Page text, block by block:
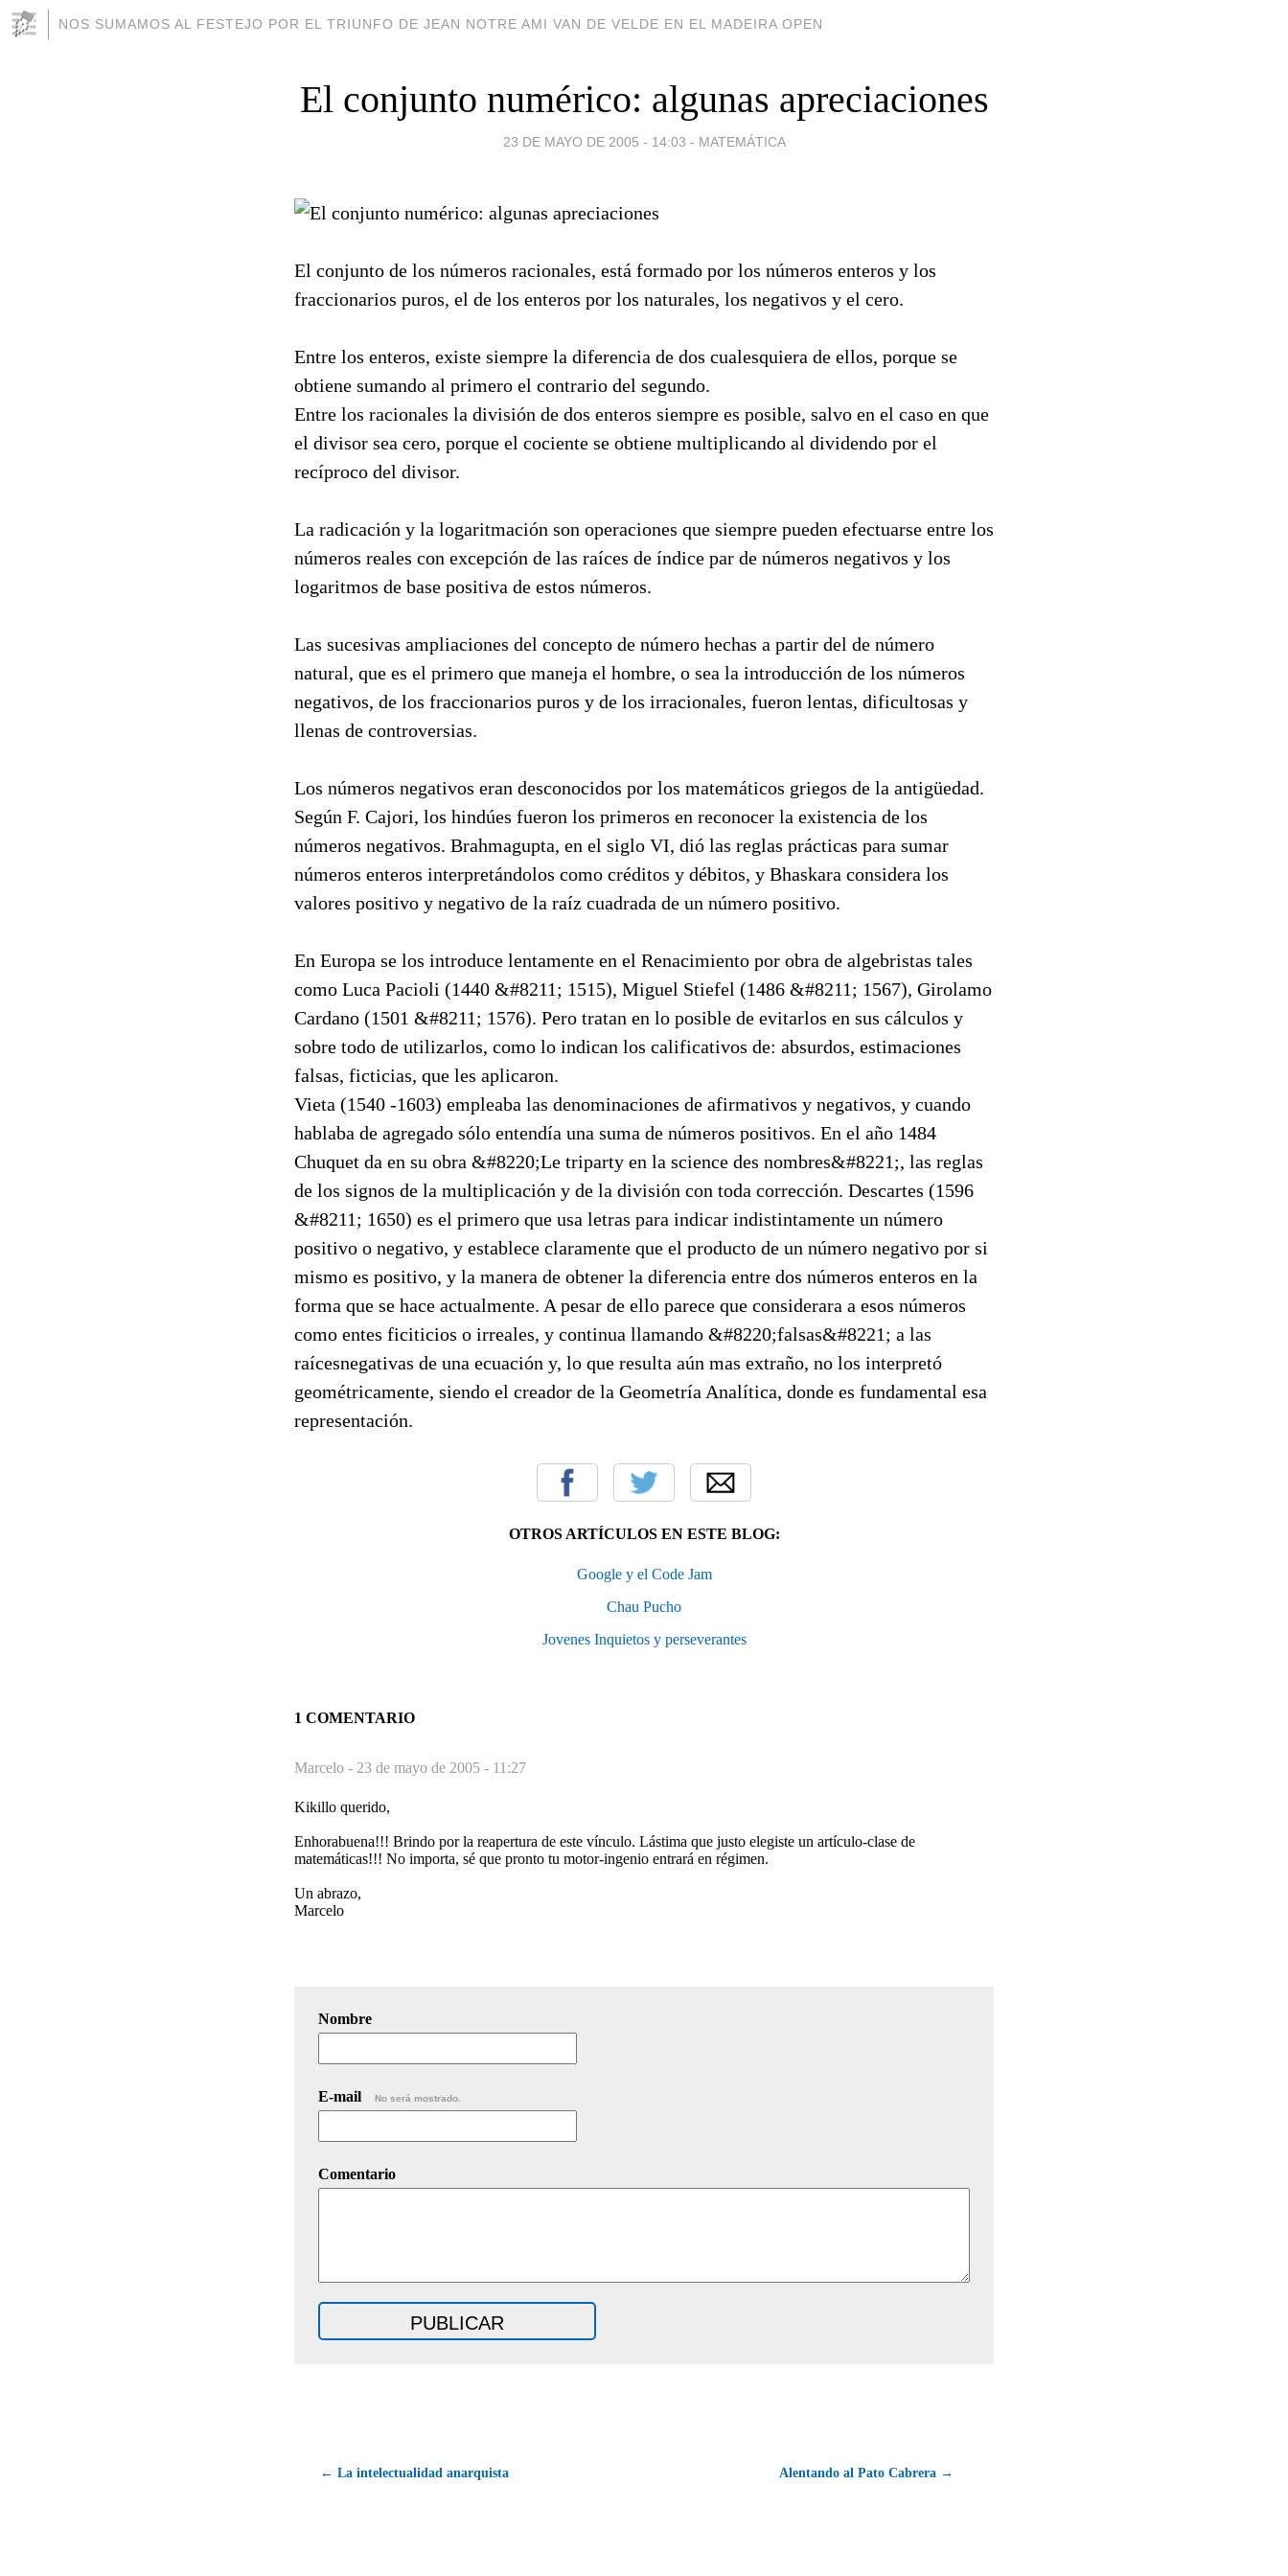
NOS SUMAMOS AL FESTEJO POR EL TRIUNFO DE JEAN NOTRE AMI VAN DE VELDE EN EL MADEIRA OPEN
El conjunto numérico: algunas apreciaciones
23 DE MAYO DE 2005 - 14:03 - MATEMÁTICA
El conjunto de los números racionales, está formado por los números enteros y los
fraccionarios puros, el de los enteros por los naturales, los negativos y el cero.
Entre los enteros, existe siempre la diferencia de dos cualesquiera de ellos, porque se
obtiene sumando al primero el contrario del segundo.
Entre los racionales la división de dos enteros siempre es posible, salvo en el caso en que
el divisor sea cero, porque el cociente se obtiene multiplicando al dividendo por el
recíproco del divisor.
La radicación y la logaritmación son operaciones que siempre pueden efectuarse entre los
números reales con excepción de las raíces de índice par de números negativos y los
logaritmos de base positiva de estos números.
Las sucesivas ampliaciones del concepto de número hechas a partir del de número
natural, que es el primero que maneja el hombre, o sea la introducción de los números
negativos, de los fraccionarios puros y de los irracionales, fueron lentas, dificultosas y
llenas de controversias.
Los números negativos eran desconocidos por los matemáticos griegos de la antigüedad.
Según F. Cajori, los hindúes fueron los primeros en reconocer la existencia de los
números negativos. Brahmagupta, en el siglo VI, dió las reglas prácticas para sumar
números enteros interpretándolos como créditos y débitos, y Bhaskara considera los
valores positivo y negativo de la raíz cuadrada de un número positivo.
En Europa se los introduce lentamente en el Renacimiento por obra de algebristas tales
como Luca Pacioli (1440 &#8211; 1515), Miguel Stiefel (1486 &#8211; 1567), Girolamo
Cardano (1501 &#8211; 1576). Pero tratan en lo posible de evitarlos en sus cálculos y
sobre todo de utilizarlos, como lo indican los calificativos de: absurdos, estimaciones
falsas, ficticias, que les aplicaron.
Vieta (1540 -1603) empleaba las denominaciones de afirmativos y negativos, y cuando
hablaba de agregado sólo entendía una suma de números positivos. En el año 1484
Chuquet da en su obra &#8220;Le triparty en la science des nombres&#8221;, las reglas
de los signos de la multiplicación y de la división con toda corrección. Descartes (1596
&#8211; 1650) es el primero que usa letras para indicar indistintamente un número
positivo o negativo, y establece claramente que el producto de un número negativo por si
mismo es positivo, y la manera de obtener la diferencia entre dos números enteros en la
forma que se hace actualmente. A pesar de ello parece que considerara a esos números
como entes ficiticios o irreales, y continua llamando &#8220;falsas&#8221; a las
raícesnegativas de una ecuación y, lo que resulta aún mas extraño, no los interpretó
geométricamente, siendo el creador de la Geometría Analítica, donde es fundamental esa
representación.
OTROS ARTÍCULOS EN ESTE BLOG:
Google y el Code Jam
Chau Pucho
Jovenes Inquietos y perseverantes
1 COMENTARIO
Marcelo - 23 de mayo de 2005 - 11:27
Kikillo querido,
Enhorabuena!!! Brindo por la reapertura de este vínculo. Lástima que justo elegiste un artículo-clase de
matemáticas!!! No importa, sé que pronto tu motor-ingenio entrará en régimen.
Un abrazo,
Marcelo
Nombre
E-mail No será mostrado.
Comentario
← La intelectualidad anarquista Alentando al Pato Cabrera →